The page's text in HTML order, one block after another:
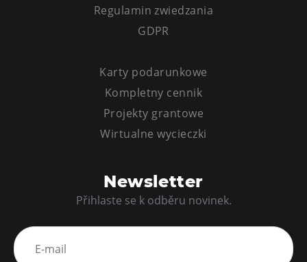
Zakwaterowanie
Koncerty w U6.
Przyjęcie urodzinowe
Loty widokowe helikopterem
Wypożyczanie rowerów elektrycznych
Regulamin zwiedzania
GDPR
Karty podarunkowe
Kompletny cennik
Projekty grantowe
Wirtualne wycieczki
Newsletter
Přihlaste se k odběru novinek.